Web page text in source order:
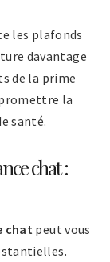
les plafonds
davantage
de la prime
la
santé.
chat :
chat peut vous